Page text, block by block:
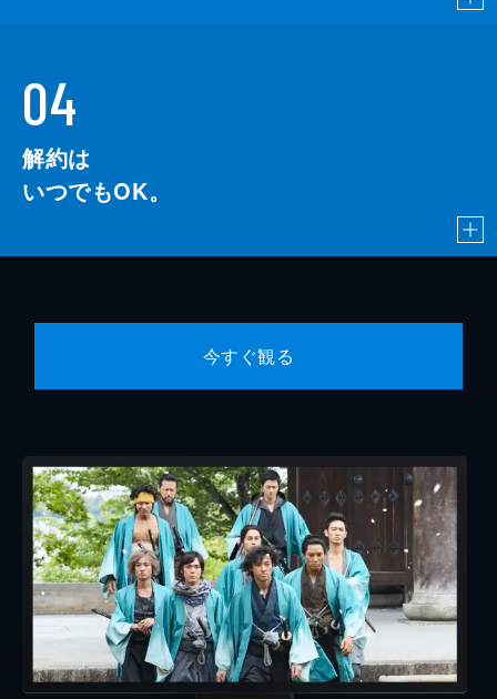
04
解約は
いつでもOK。
今すぐ観る